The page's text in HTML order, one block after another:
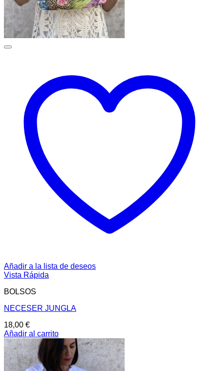
Añadir a la lista de deseos
Vista Rápida
BOLSOS
NECESER JUNGLA
18,00 €
Añadir al carrito